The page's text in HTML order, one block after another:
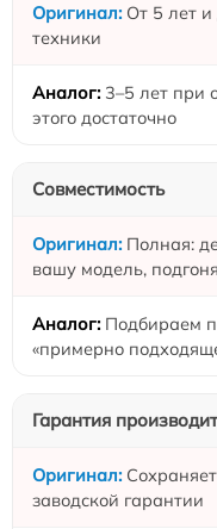
От 5 лет
техники
3–5 лет при
этого достаточно
Совместимость
Полная:
вашу модель,
Подбираем
«примерно
Гарантия
заводской гарантии